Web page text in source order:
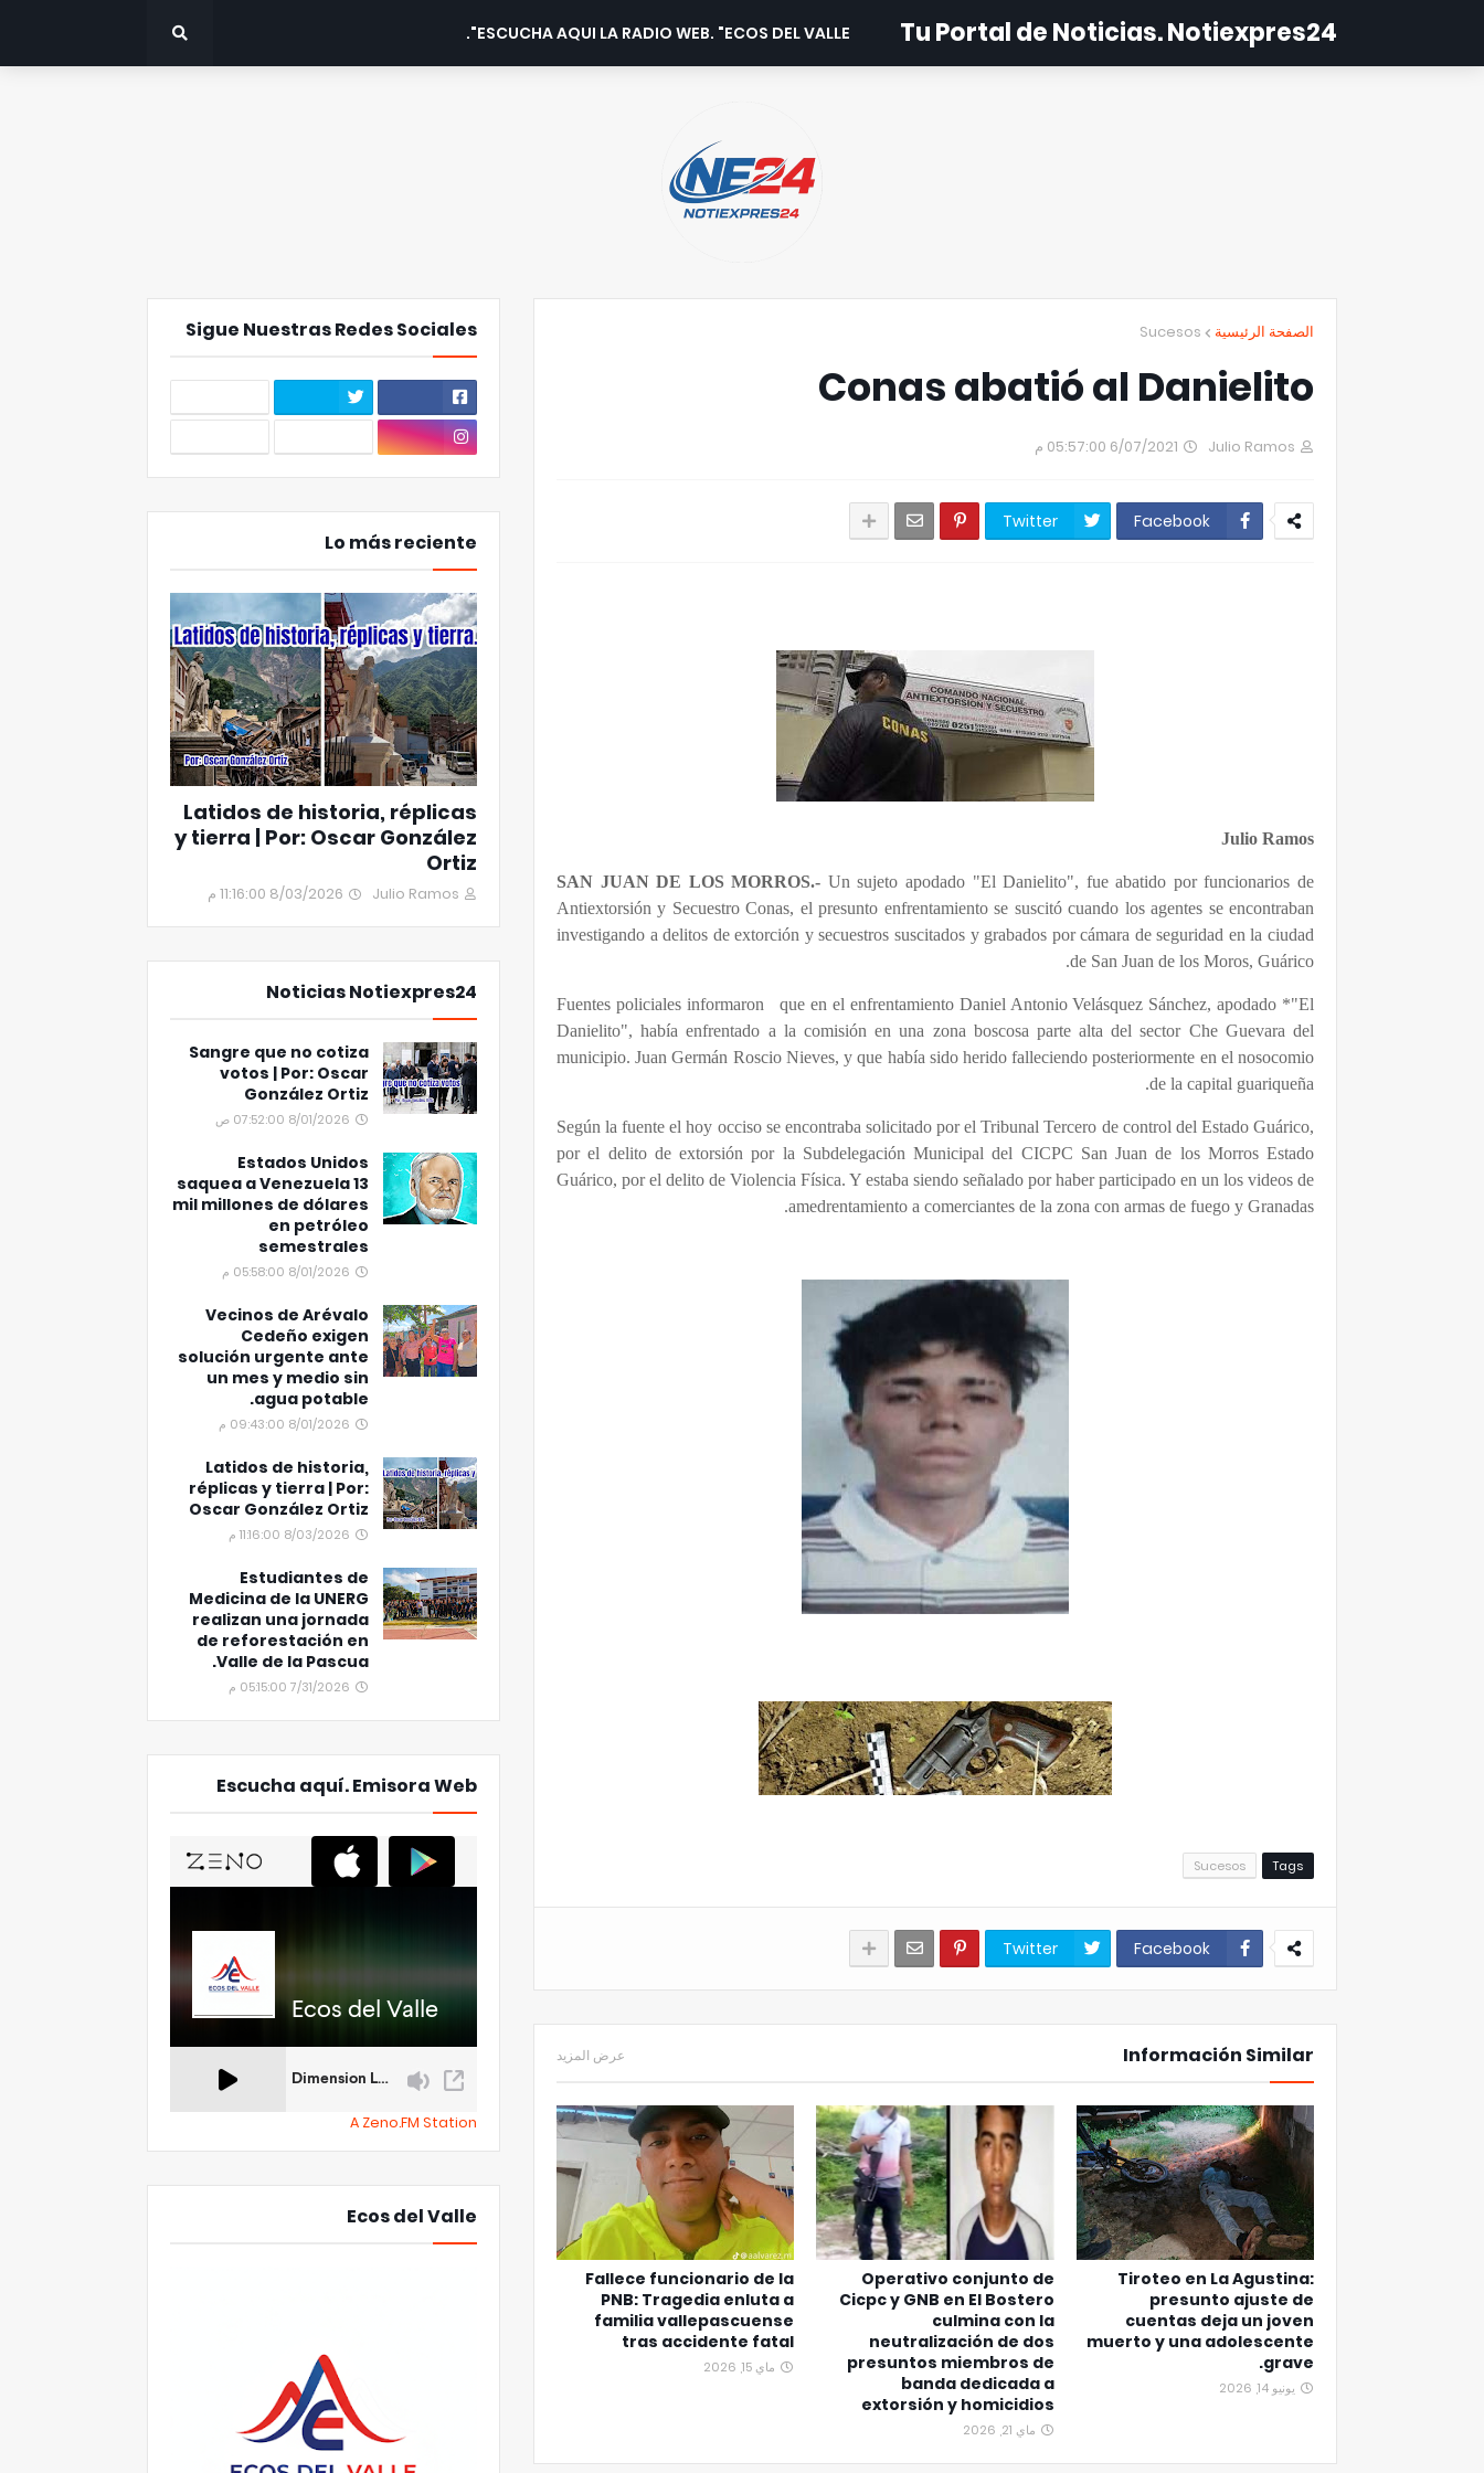
Tu Portal de Noticias. Notiexpres24
ESCUCHA AQUI LA RADIO WEB. "ECOS DEL VALLE".
الصفحة الرئيسية Sucesos
Conas abatió al Danielito
Julio Ramos 6/07/2021 05:57:00 م
Facebook
Twitter
Julio Ramos
SAN JUAN DE LOS MORROS.- Un sujeto apodado "El Danielito", fue abatido por funcionarios de
Antiextorsión y Secuestro Conas, el presunto enfrentamiento se suscitó cuando los agentes se encontraban
investigando a delitos de extorción y secuestros suscitados y grabados por cámara de seguridad en la ciudad
de San Juan de los Moros, Guárico.
Fuentes policiales informaron
que en el enfrentamiento Daniel Antonio Velásquez Sánchez, apodado *"El
Danielito", había enfrentado a la comisión en una zona boscosa parte alta del sector Che Guevara del
municipio. Juan Germán Roscio Nieves, y que había sido herido falleciendo posteriormente en el nosocomio
de la capital guariqueña.
Según la fuente el hoy occiso se encontraba solicitado por el Tribunal Tercero de control del Estado Guárico,
por el delito de extorsión por la Subdelegación Municipal del CICPC San Juan de los Morros Estado
Guárico, por el delito de Violencia Física. Y estaba siendo señalado por haber participado en un los videos de
amedrentamiento a comerciantes de la zona con armas de fuego y Granadas.
Tags
Sucesos
Facebook
Twitter
Información Similar عرض المزيد
Tiroteo en La Agustina:
presunto ajuste de
cuentas deja un joven
muerto y una adolescente
grave.
يونيو 14, 2026
Operativo conjunto de
Cicpc y GNB en El Bostero
culmina con la
neutralización de dos
presuntos miembros de
banda dedicada a
extorsión y homicidios
ماي 21, 2026
Fallece funcionario de la
PNB: Tragedia enluta a
familia vallepascuense
tras accidente fatal
ماي 15, 2026
Sigue Nuestras Redes Sociales
Lo más reciente
Latidos de historia, réplicas
y tierra | Por: Oscar González
Ortiz
Julio Ramos 8/03/2026 11:16:00 م
Noticias Notiexpres24
Sangre que no cotiza
votos | Por: Oscar
González Ortiz
8/01/2026 07:52:00 ص
Estados Unidos
saquea a Venezuela 13
mil millones de dólares
en petróleo
semestrales
8/01/2026 05:58:00 م
Vecinos de Arévalo
Cedeño exigen
solución urgente ante
un mes y medio sin
agua potable.
8/01/2026 09:43:00 م
Latidos de historia,
réplicas y tierra | Por:
Oscar González Ortiz
8/03/2026 11:16:00 م
Estudiantes de
Medicina de la UNERG
realizan una jornada
de reforestación en
Valle de la Pascua.
7/31/2026 05:15:00 م
Escucha aquí. Emisora Web
A Zeno.FM Station
Ecos del Valle